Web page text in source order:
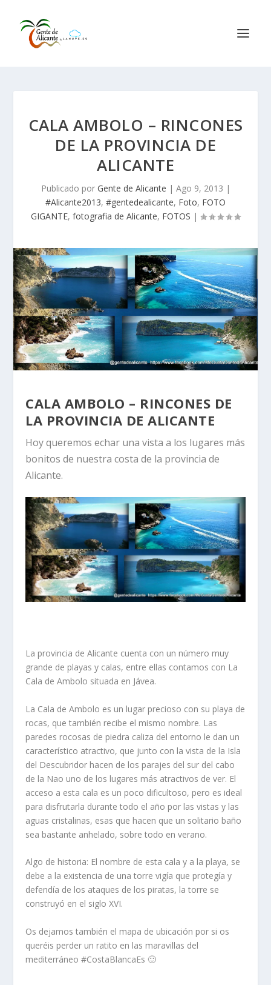
CALA AMBOLO – RINCONES
DE LA PROVINCIA DE
ALICANTE
Publicado por Gente de Alicante | Ago 9, 2013 |
#Alicante2013, #gentedealicante, Foto, FOTO
GIGANTE, fotografia de Alicante, FOTOS |
CALA AMBOLO – RINCONES DE
LA PROVINCIA DE ALICANTE
Hoy queremos echar una vista a los lugares más
bonitos de nuestra costa de la provincia de
Alicante.
La provincia de Alicante cuenta con un número muy
grande de playas y calas, entre ellas contamos con La
Cala de Ambolo situada en Jávea.
La Cala de Ambolo es un lugar precioso con su playa de
rocas, que también recibe el mismo nombre. Las
paredes rocosas de piedra caliza del entorno le dan un
característico atractivo, que junto con la vista de la Isla
del Descubridor hacen de los parajes del sur del cabo
de la Nao uno de los lugares más atractivos de ver. El
acceso a esta cala es un poco dificultoso, pero es ideal
para disfrutarla durante todo el año por las vistas y las
aguas cristalinas, esas que hacen que un solitario baño
sea bastante anhelado, sobre todo en verano.
Algo de historia: El nombre de esta cala y a la playa, se
debe a la existencia de una torre vigí­a que protegí­a y
defendí­a de los ataques de los piratas, la torre se
construyó en el siglo XVI.
Os dejamos también el mapa de ubicación por si os
queréis perder un ratito en las maravillas del
mediterráneo #CostaBlancaEs 🙂